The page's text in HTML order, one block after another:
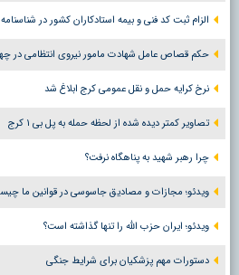
الزام ثبت کد فنی و بیمه استادکاران کشور در
حکم قصاص عامل شهادت مامور نیروی انتظامی در
نرخ کرایه حمل و نقل عمومی کرج ابلاغ شد
تصاویر کمتر دیده شده از لحظه حمله به پل بی ۱ کرج
چرا رهبر شهید به پناهگاه نرفت؟
ویدئو؛ مجازات و مصادیق جاسوسی در قوانین ما
ویدئو؛ ایران حزب الله را تنها گذاشته است؟
دستورات مهم پزشکیان برای شرایط جنگی